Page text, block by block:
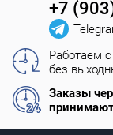
+7
Работаем
без
Заказы